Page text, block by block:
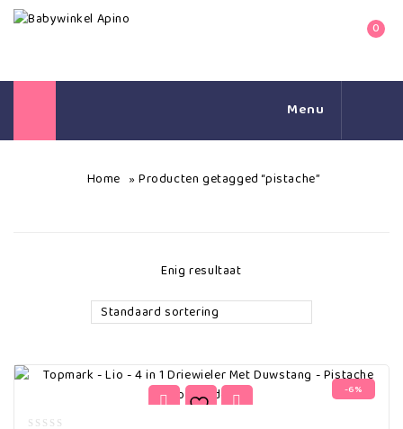
0
Menu
Home » Producten getagged “pistache”
Enig resultaat
Standaard sortering
-6%